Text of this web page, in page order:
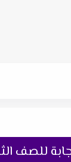
الثالث